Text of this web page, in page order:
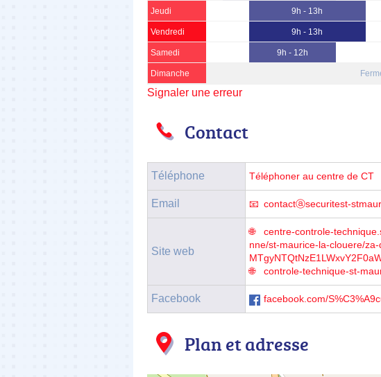
Jeudi 9h - 13h
Vendredi 9h - 13h
Samedi 9h - 12h
Dimanche
Signaler une erreur
Contact
Téléphone Téléphoner au centre de CT
Email contactⓐsecuritest-
Site web
centre-controle-
nne/st-maurice-la-clouere/
controle-technique-st-
Facebook facebook.com/
Plan et adresse